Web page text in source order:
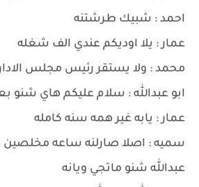
احمد : شبيك طرشتنه
عمار : يلا اوديكم عندي الف شغله
محمد : ولا يستقر رئيس مجلس
ابو عبدالله : سلام عليكم هاي شنو
عمار : يابه غير همه سنه كامله
سميه : اصلا صارلنه ساعه مخلصين
عبدالله شنو ماتجي ويانه